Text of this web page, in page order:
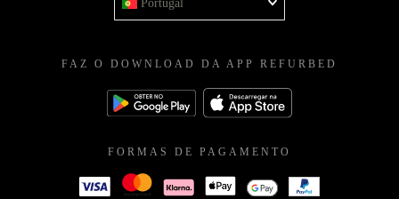
Portugal
FAZ O DOWNLOAD DA APP REFURBED
FORMAS DE PAGAMENTO